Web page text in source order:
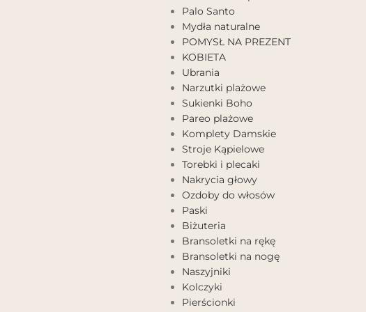
Palo Santo
Mydła naturalne
POMYSŁ NA PREZENT
KOBIETA
Ubrania
Narzutki plażowe
Sukienki Boho
Pareo plażowe
Komplety Damskie
Stroje Kąpielowe
Torebki i plecaki
Nakrycia głowy
Ozdoby do włosów
Paski
Biżuteria
Bransoletki na rękę
Bransoletki na nogę
Naszyjniki
Kolczyki
Pierścionki